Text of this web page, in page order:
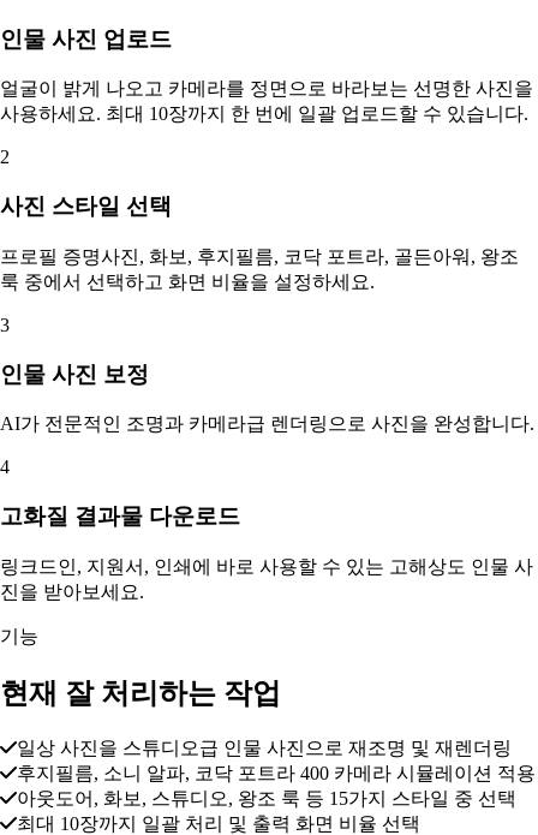
인물 사진 업로드
얼굴이 밝게 나오고 카메라를 정면으로 바라보는 선명한 사진을
사용하세요. 최대 10장까지 한 번에 일괄 업로드할 수 있습니다.
2
사진 스타일 선택
프로필 증명사진, 화보, 후지필름, 코닥 포트라, 골든아워, 왕조
룩 중에서 선택하고 화면 비율을 설정하세요.
3
인물 사진 보정
AI가 전문적인 조명과 카메라급 렌더링으로 사진을 완성합니다.
4
고화질 결과물 다운로드
링크드인, 지원서, 인쇄에 바로 사용할 수 있는 고해상도 인물 사
진을 받아보세요.
기능
현재 잘 처리하는 작업
일상 사진을 스튜디오급 인물 사진으로 재조명 및 재렌더링
후지필름, 소니 알파, 코닥 포트라 400 카메라 시뮬레이션 적용
아웃도어, 화보, 스튜디오, 왕조 룩 등 15가지 스타일 중 선택
최대 10장까지 일괄 처리 및 출력 화면 비율 선택